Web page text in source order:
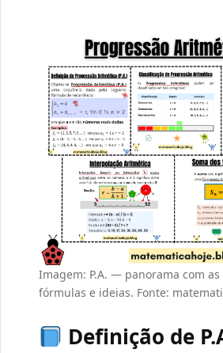
Imagem: P.A. — panorama com
fórmulas e ideias. Fonte:
Definição de